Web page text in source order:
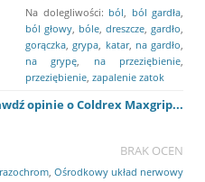
Na dolegliwości: ból ból gardła
ból głowy bóle dreszcze gardło
gorączka ,grypa katar, na gardło
na grypę
na przeziębienie
przeziębienie zapalenie zatok
opinie o Coldrex Maxgrip...
BRAK OCEN
Ośrodkowy układ nerwowy